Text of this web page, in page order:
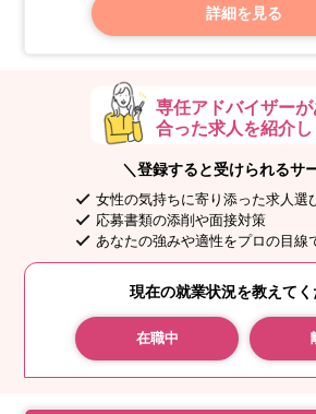
して、日々の候補者対応から採用戦略の
貫して担当する重要な役割です。
詳細を見る
専任アドバイザー
合った求人を紹介し
＼登録すると受けられるサ
女性の気持ちに寄り添った求人選
応募書類の添削や面接対策
あなたの強みや適性をプロの目線
現在の就業状況を教えて
在職中